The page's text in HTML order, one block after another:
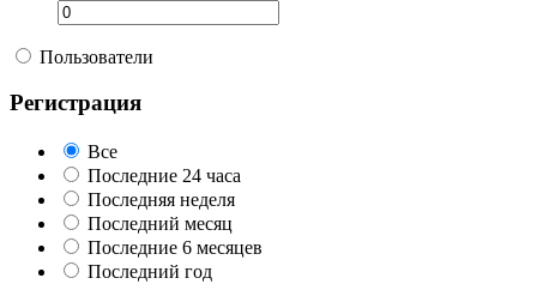
Пользователи
Регистрация
Все
Последние 24 часа
Последняя неделя
Последний месяц
Последние 6 месяцев
Последний год